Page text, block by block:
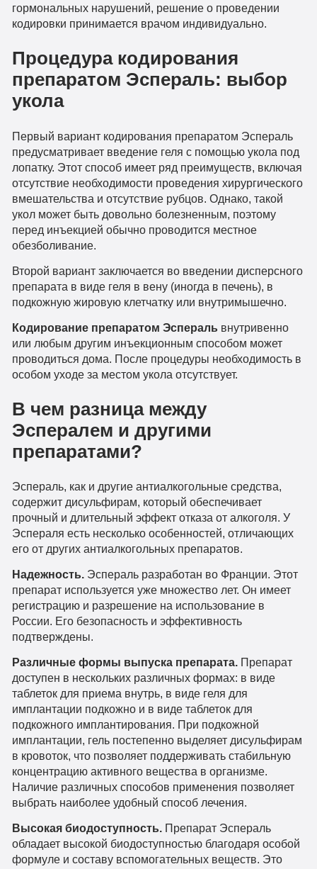
гормональных нарушений, решение о проведении
кодировки принимается врачом индивидуально.
Процедура кодирования
препаратом Эспераль: выбор
укола
Первый вариант кодирования препаратом Эспераль
предусматривает введение геля с помощью укола под
лопатку. Этот способ имеет ряд преимуществ, включая
отсутствие необходимости проведения хирургического
вмешательства и отсутствие рубцов. Однако, такой
укол может быть довольно болезненным, поэтому
перед инъекцией обычно проводится местное
обезболивание.
Второй вариант заключается во введении дисперсного
препарата в виде геля в вену (иногда в печень), в
подкожную жировую клетчатку или внутримышечно.
Кодирование препаратом Эспераль внутривенно
или любым другим инъекционным способом может
проводиться дома. После процедуры необходимость в
особом уходе за местом укола отсутствует.
В чем разница между
Эспералем и другими
препаратами?
Эспераль, как и другие антиалкогольные средства,
содержит дисульфирам, который обеспечивает
прочный и длительный эффект отказа от алкоголя. У
Эспераля есть несколько особенностей, отличающих
его от других антиалкогольных препаратов.
Надежность.Эспераль разработан во Франции. Этот
препарат используется уже множество лет. Он имеет
регистрацию и разрешение на использование в
России. Его безопасность и эффективность
подтверждены.
Различные формы выпуска препарата.Препарат
доступен в нескольких различных формах: в виде
таблеток для приема внутрь, в виде геля для
имплантации подкожно и в виде таблеток для
подкожного имплантирования. При подкожной
имплантации, гель постепенно выделяет дисульфирам
в кровоток, что позволяет поддерживать стабильную
концентрацию активного вещества в организме.
Наличие различных способов применения позволяет
выбрать наиболее удобный способ лечения.
Высокая биодоступность.Препарат Эспераль
обладает высокой биодоступностью благодаря особой
формуле и составу вспомогательных веществ. Это